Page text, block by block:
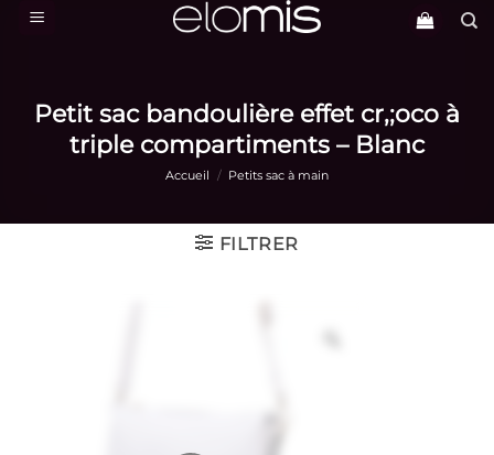
Passer
Petit sac bandoulière effet cr,;oco à
triple compartiments – Blanc
Accueil / Petits sac à main
FILTRER